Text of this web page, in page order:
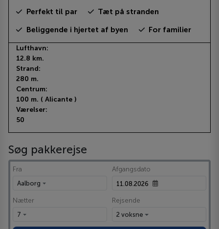
Perfekt til par Tæt på stranden
Beliggende i hjertet af byen For familier
Lufthavn:
12.8 km.
Strand:
280 m.
Centrum:
100 m. ( Alicante )
Værelser:
50
Søg pakkerejse
Fra
Aalborg
Afgangsdato
Nætter
7
Rejsende
2 voksne